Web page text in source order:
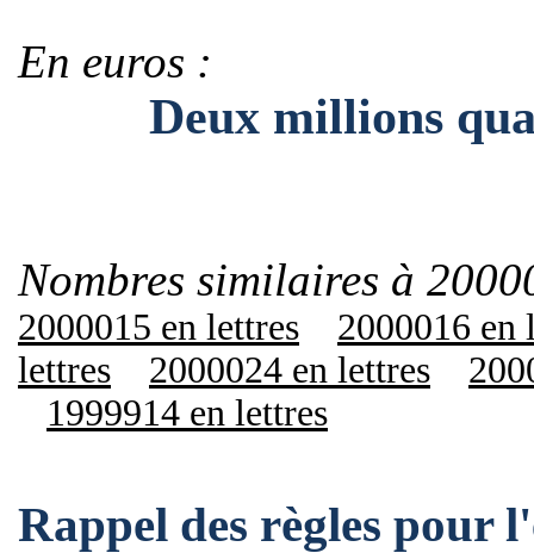
En euros :
Deux millions
Nombres similaires à
2000015 en lettres
2000016 en
lettres
2000024 en lettres
1999914 en lettres
Rappel des règles pour